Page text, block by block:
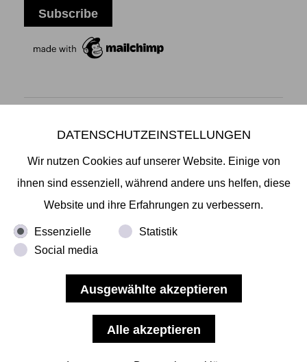
Mikiko Sato Gallery ı Klosterwall 13 ı 20095 Hamburg
Öffnungszeiten:
Di - Fr 13.00 - 19.00 ı Sa 13.00 - 18.00 u.n.V
vorbehalten.
Nutzungsbedingungen
DATENSCHUTZEINSTELLUNGEN
Wir nutzen Cookies auf unserer Website. Einige von
ihnen sind essenziell, während andere uns helfen, diese
Website und ihre Erfahrungen zu verbessern.
Essenzielle
Statistik
Social media